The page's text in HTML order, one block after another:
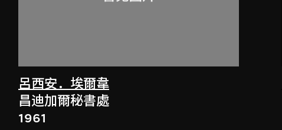
呂西安．埃爾韋
昌迪加爾秘書處
1961